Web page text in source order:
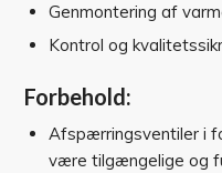
Genmontering af
Kontrol og
Forbehold:
Afspærringsventiler i
være tilgængelige og